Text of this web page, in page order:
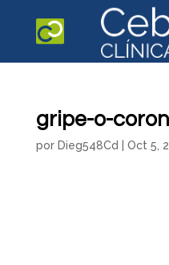
gripe-o-
por Dieg548Cd Oct 5,